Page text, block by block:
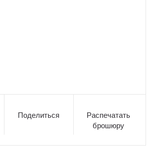
Поделиться
Распечатать
брошюру